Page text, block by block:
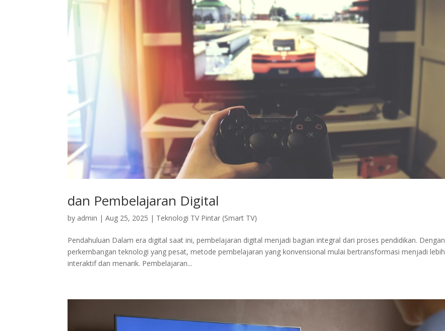
dan Pembelajaran Digital
by admin |Aug 25, 2025 | Teknologi TV Pintar (Smart TV)
Pendahuluan Dalam era digital saat ini, pembelajaran digital menjadi bagian integral dari proses pendidikan. Dengan
perkembangan teknologi yang pesat, metode pembelajaran yang konvensional mulai bertransformasi menjadi lebih
interaktif dan menarik. Pembelajaran...